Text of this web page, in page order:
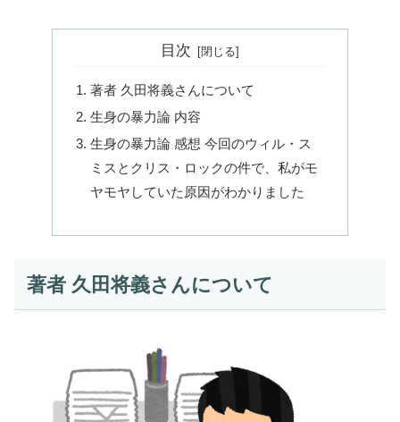
目次
著者 久田将義さんについて
生身の暴力論 内容
生身の暴力論 感想 今回のウィル・ス
ミスとクリス・ロックの件で、私がモ
ヤモヤしていた原因がわかりました
著者 久田将義さんについて